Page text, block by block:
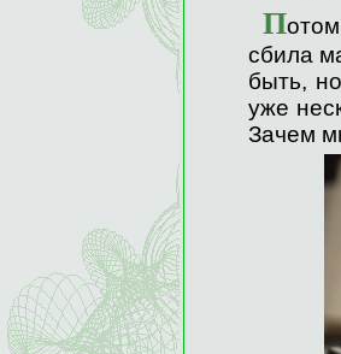
П
сбила
быть,
уже
Зачем